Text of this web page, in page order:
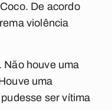
De acordo
violência
Não houve uma
uma
ser vítima